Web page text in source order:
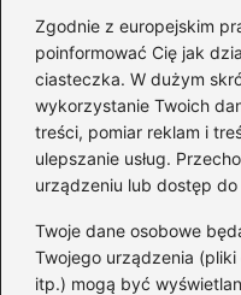
Zgodnie z europejskim
poinformować Cię jak
ciasteczka. W dużym
wykorzystanie Twoich
treści, pomiar reklam i
ulepszanie usług.
urządzeniu lub dostęp do
Twoje dane osobowe
Twojego urządzenia
itp.) mogą być
Nazwa*
Adres email*
Witryna internetowa